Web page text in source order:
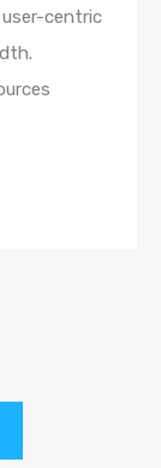
centric